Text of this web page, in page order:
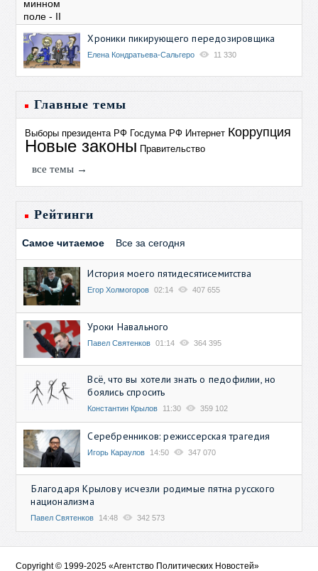
Хроники пикирующего передозировщика
Елена Кондратьева-Сальгеро 11 330
Главные темы
Выборы президента РФ Госдума РФ Интернет Коррупция
Новые законы Правительство
все темы →
Рейтинги
Самое читаемое Все за сегодня
История моего пятидесятисемитства
Егор Холмогоров 02:14 407 655
Уроки Навального
Павел Святенков 01:14 364 395
Всё, что вы хотели знать о педофилии, но
боялись спросить
Константин Крылов 11:30 359 102
Серебренников: режиссерская трагедия
Игорь Караулов 14:50 347 070
Благодаря Крылову исчезли родимые пятна русского
национализма
Павел Святенков 14:48 342 573
Copyright © 1999-2025 «Агентство Политических Новостей»